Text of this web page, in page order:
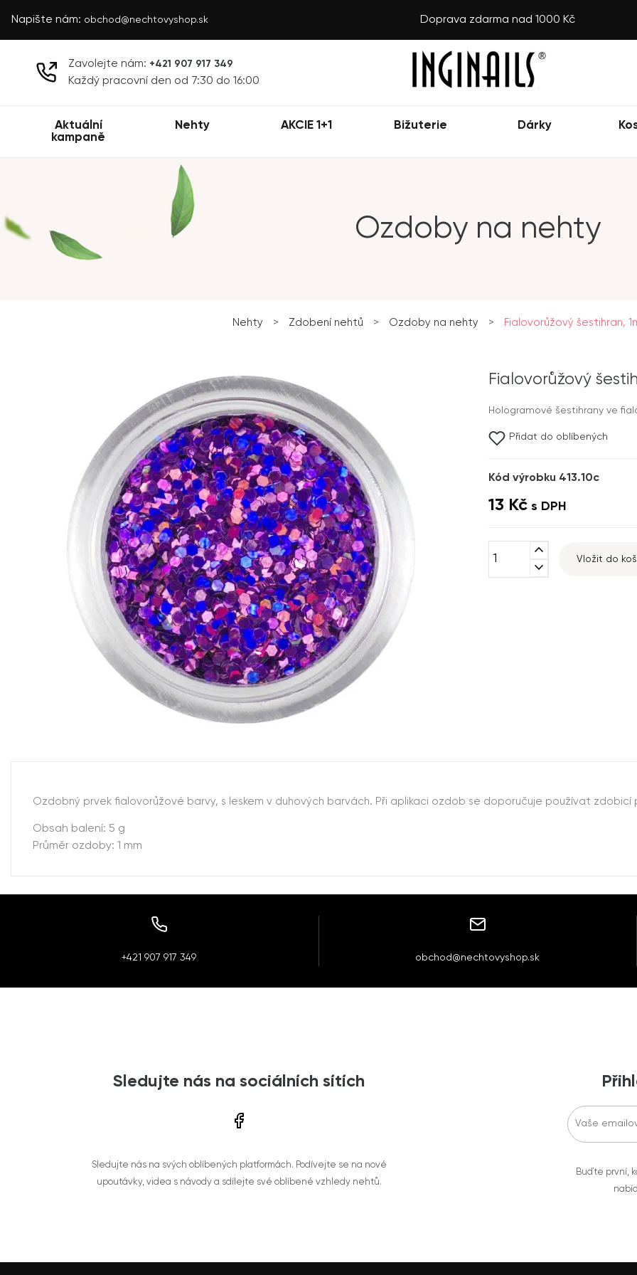
Napište nám: obchod@nechtovyshop.sk Doprava zdarma nad 1000 Kč
Zavolejte nám: +421 907 917 349
Každý pracovní den od 7:30 do 16:00
Aktuální
kampaně
Nehty AKCIE 1+1 Bižuterie Dárky
Ozdoby na nehty
Nehty > Zdobení nehtů > Ozdoby na nehty > Fialovorůžový šestihran,
Fialovorůžový
Hologramové šestihrany ve
Přidat do oblíbených
Kód výrobku 413.10c
13 Kč s DPH
expand_less
expand_more
Vložit do
Ozdobný prvek fialovorůžové barvy, s leskem v duhových barvách. Při aplikaci ozdob se doporučuje používat zdobicí
Obsah balení: 5 g
Průměr ozdoby: 1 mm
+421 907 917 349 obchod@nechtovyshop.sk
Sledujte nás na sociálních sítích
Sledujte nás na svých oblíbených platformách. Podívejte se na nové
upoutávky, videa s návody a sdílejte své oblíbené vzhledy nehtů.
Buďte první,